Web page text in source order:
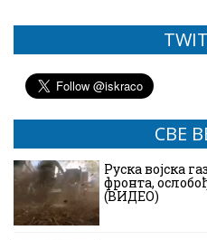
СВЕ
Руска војска
фронта,
(ВИДЕО)